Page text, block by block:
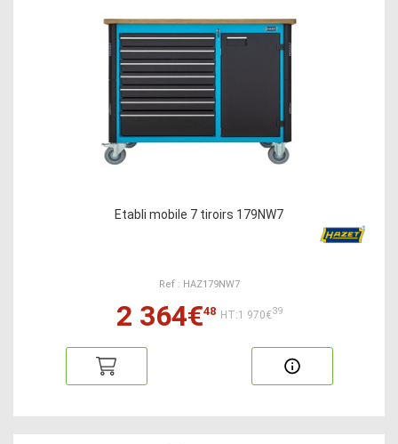
Etabli mobile 7 tiroirs 179NW7
Ref : HAZ179NW7
2 364€48 HT:1 970€39